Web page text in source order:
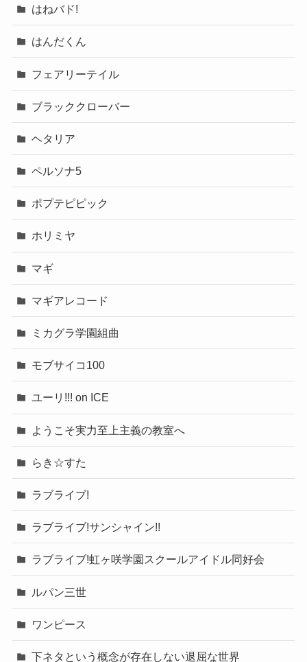
はねバド!
はんだくん
フェアリーテイル
ブラッククローバー
ヘタリア
ペルソナ5
ポプテピピック
ホリミヤ
マギ
マギアレコード
ミカグラ学園組曲
モブサイコ100
ユーリ!!! on ICE
ようこそ実力至上主義の教室へ
らき☆すた
ラブライブ!
ラブライブ!サンシャイン!!
ラブライブ!虹ヶ咲学園スクールアイドル同好会
ルパン三世
ワンピース
下ネタという概念が存在しない退屈な世界